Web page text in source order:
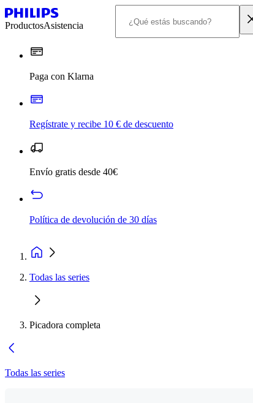
ProductosAsistencia
Paga con Klarna
Regístrate y recibe 10 € de descuento
Envío gratis desde 40€
Política de devolución de 30 días
Todas las series
Picadora completa
Todas las series